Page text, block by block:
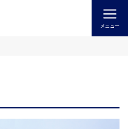
メニュー